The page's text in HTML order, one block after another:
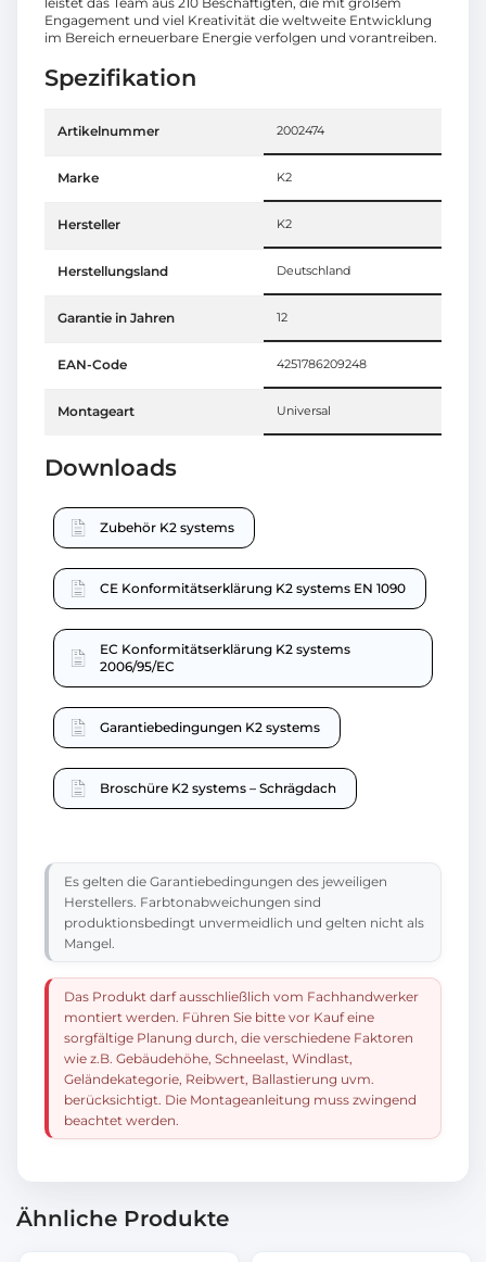
Engagement und viel Kreativität die weltweite Entwicklung
im Bereich erneuerbare Energie verfolgen und vorantreiben.
Spezifikation
Artikelnummer 2002474
Marke K2
Hersteller K2
Herstellungsland Deutschland
Garantie in Jahren 12
EAN-Code 4251786209248
Montageart Universal
Downloads
Zubehör K2 systems
CE Konformitätserklärung K2 systems EN 1090
EC Konformitätserklärung K2 systems
2006/95/EC
Garantiebedingungen K2 systems
Broschüre K2 systems – Schrägdach
Es gelten die Garantiebedingungen des jeweiligen
Herstellers. Farbtonabweichungen sind
produktionsbedingt unvermeidlich und gelten nicht als
Mangel.
Das Produkt darf ausschließlich vom Fachhandwerker
montiert werden. Führen Sie bitte vor Kauf eine
sorgfältige Planung durch, die verschiedene Faktoren
wie z.B. Gebäudehöhe, Schneelast, Windlast,
Geländekategorie, Reibwert, Ballastierung uvm.
berücksichtigt. Die Montageanleitung muss zwingend
beachtet werden.
Ähnliche Produkte